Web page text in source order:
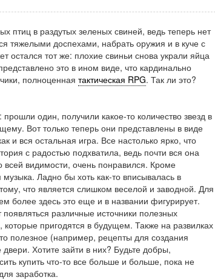
птиц в раздутых зеленых свиней, ведь теперь нет
тяжелыми доспехами, набрать оружия и в куче с
тот же: плохие свиньи снова украли яйца
это в ином виде, что кардинально
полноценная тактическая RPG. Так ли это?
один, получили какое-то количество звезд в
Вот только теперь они представлены в виде
и вся остальная игра. Все настолько ярко, что
с радостью подхватила, ведь почти вся она
всей видимости, очень понравился. Кроме
Ладно бы хоть как-то вписывалась в
что является слишком веселой и заводной. Для
более здесь это еще и в названии фигурирует.
различные источники полезных
пригодятся в будущем. Также на развилках
полезное (например, рецепты для создания
Хотите зайти в них? Будьте добры,
купить что-то все больше и больше, пока не
заработка.